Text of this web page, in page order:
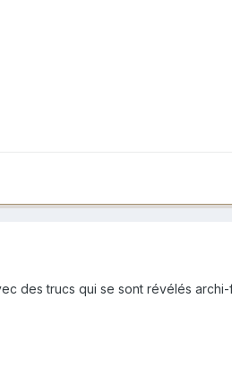
des trucs qui se sont révélés archi-